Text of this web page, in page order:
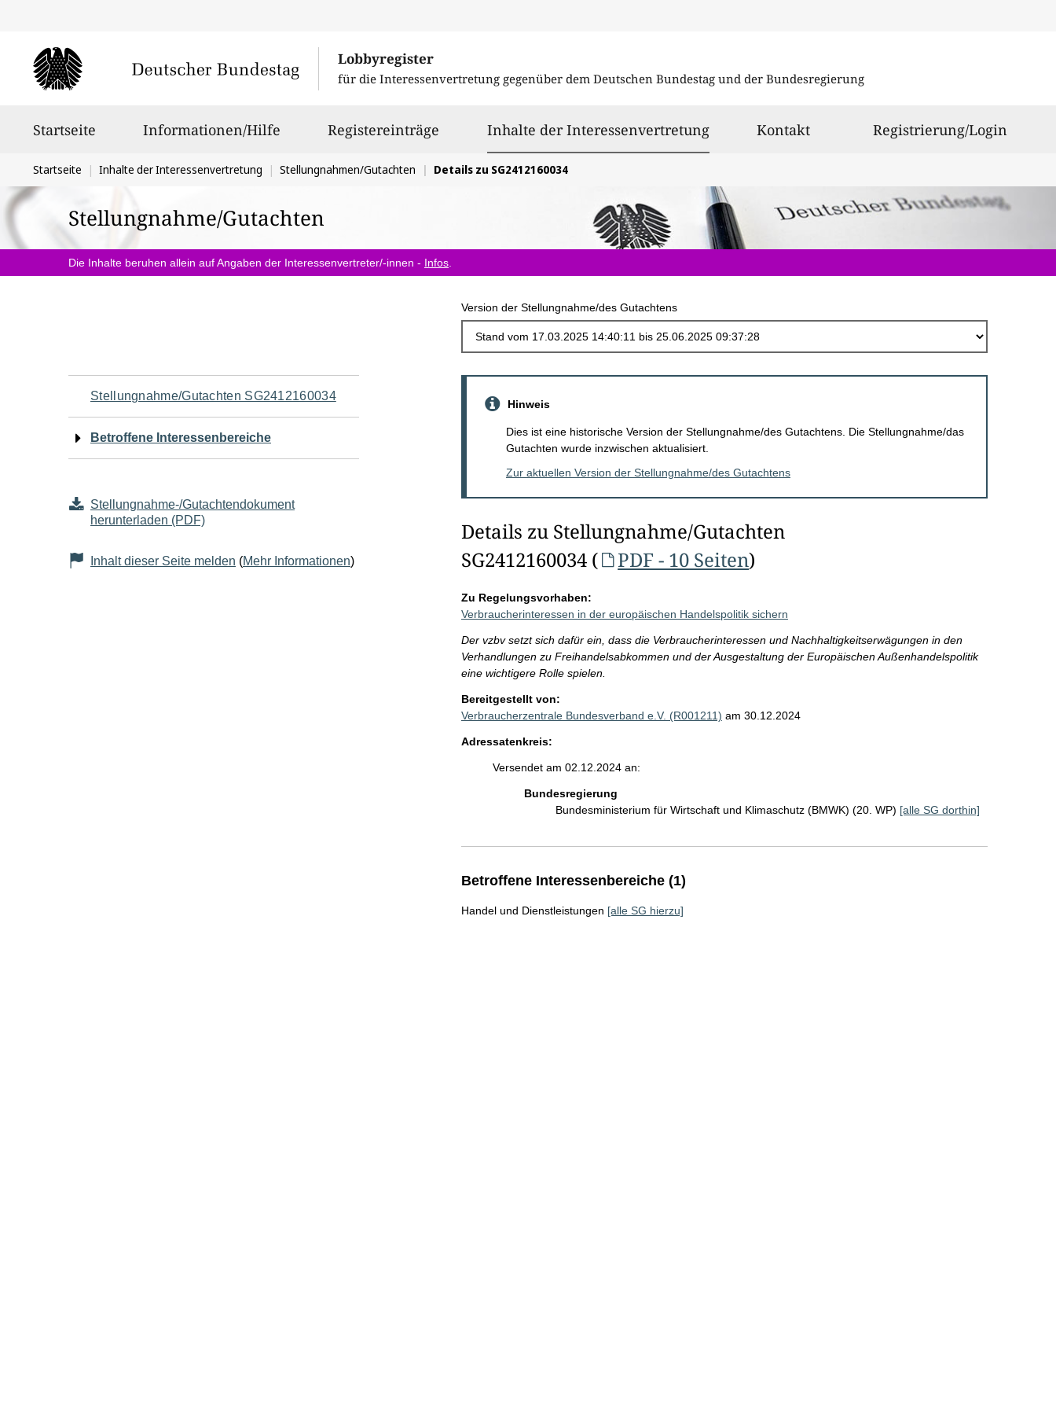
Lobbyregister
für die Interessenvertretung gegenüber dem Deutschen Bundestag und der Bundesregierung
Startseite Informationen/Hilfe Registereinträge Inhalte der Interessenvertretungausgewählt
Kontakt Registrierung/Login
Sie
befinden
sich
hier:
Startseite Inhalte der Interessenvertretung Stellungnahmen/Gutachten Details zu SG2412160034
Stellungnahme/Gutachten
Die Inhalte beruhen allein auf Angaben der Interessenvertreter/-innen - Infos
Version der Stellungnahme/des Gutachtens
Navigation
für
Seiteninhalt
Stellungnahme/Gutachten SG2412160034
Betroffene Interessenbereiche
Stellungnahme-/Gutachtendokument
herunterladen (PDF)
Inhalt dieser Seite melden (Mehr Informationen)
Hinweis
Dies ist eine historische Version der Stellungnahme/des Gutachtens. Die Stellungnahme/das
Gutachten wurde inzwischen aktualisiert.
Zur aktuellen Version der Stellungnahme/des Gutachtens
Details zu Stellungnahme/Gutachten
SG2412160034 (
PDF - 10 Seiten)
Zu Regelungsvorhaben:
Verbraucherinteressen in der europäischen Handelspolitik sichern
Der vzbv setzt sich dafür ein, dass die Verbraucherinteressen und Nachhaltigkeitserwägungen in den
Verhandlungen zu Freihandelsabkommen und der Ausgestaltung der Europäischen Außenhandelspolitik
eine wichtigere Rolle spielen.
Bereitgestellt von:
Verbraucherzentrale Bundesverband e.V. (R001211) am 30.12.2024
Adressatenkreis:
Versendet am 02.12.2024 an:
Bundesregierung
Bundesministerium für Wirtschaft und Klimaschutz (BMWK) (20. WP) [alle SG dorthin]
Betroffene Interessenbereiche (1)
Handel und Dienstleistungen [alle SG hierzu]